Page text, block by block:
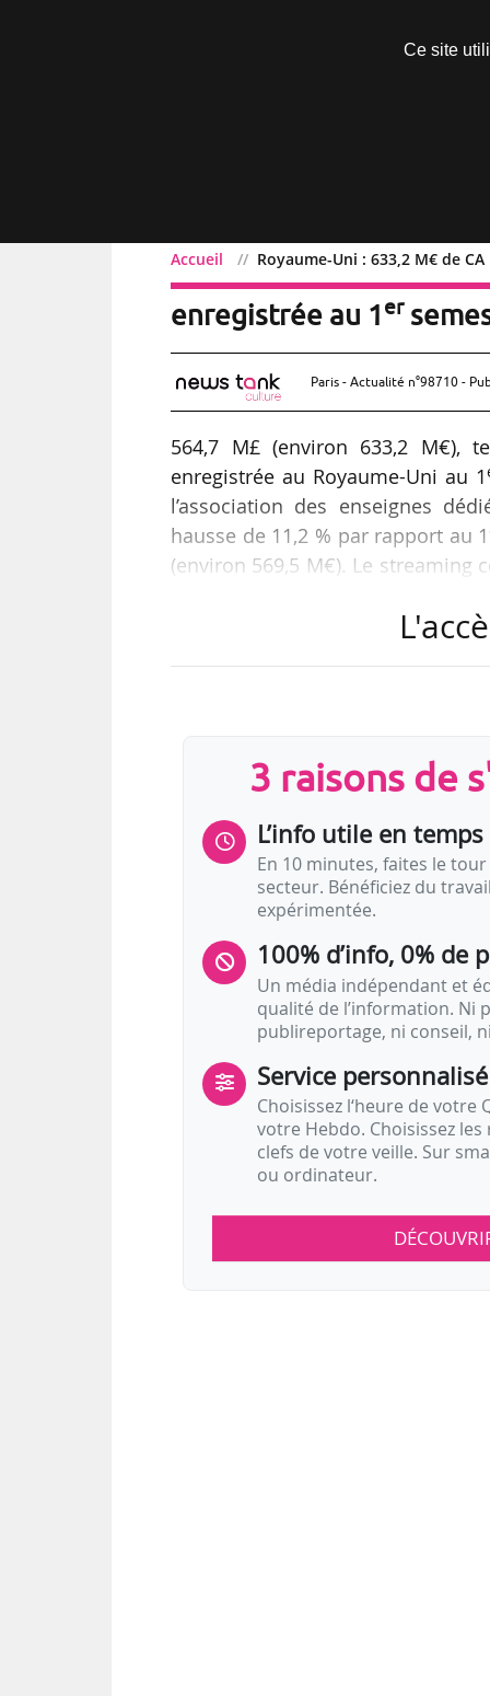
Accueil Royaume-Uni : 633,2 M€ de
Royaume-Uni : 633,2
enregistrée au 1 er
Paris - Actualité n°98710 -
564,7 M£ (environ 633,2 M€),
enregistrée au Royaume-Uni au 1
l’association des enseignes
hausse de 11,2 % par rapport au 1
(environ 569,5 M€). Le streaming
maintient cette croissance au
3 raisons de
L’info utile en
En 10 minutes, faites le
secteur. Bénéficiez du
expérimentée.
100% d’info, 0% de
Un média indépendant et
qualité de l’information. Ni
publireportage, ni conseil,
Service personnalisé
Choisissez l‘heure de
votre Hebdo. Choisissez
clefs de votre veille. Sur
ou ordinateur.
Ce site